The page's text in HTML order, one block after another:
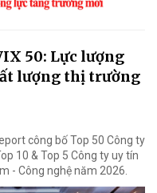
50: Lực lượng
lượng thị trường
công bố Top 50 Công ty
10 & Top 5 Công ty uy tín
- Công nghệ năm 2026.